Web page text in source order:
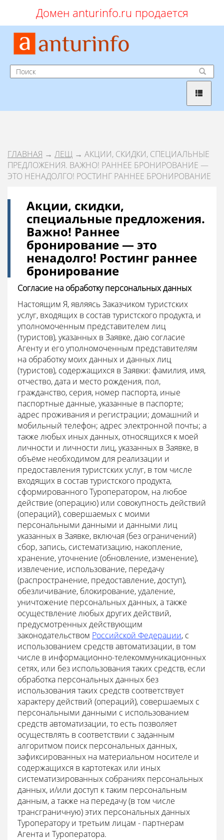
Домен anturinfo.ru продается
ГЛАВНАЯ → ЛЕЩ → АКЦИИ, СКИДКИ, СПЕЦИАЛЬНЫЕ
ПРЕДЛОЖЕНИЯ. ВАЖНО! РАННЕЕ БРОНИРОВАНИЕ —
ЭТО НЕНАДОЛГО! РОСТИНГ РАННЕЕ БРОНИРОВАНИЕ
Акции, скидки,
специальные предложения.
Важно! Раннее
бронирование — это
ненадолго! Ростинг раннее
бронирование
Согласие на обработку персональных данных
Настоящим Я, являясь Заказчиком туристских
услуг, входящих в состав туристского продукта, и
уполномоченным представителем лиц
(туристов), указанных в Заявке, даю согласие
Агенту и его уполномоченным представителям
на обработку моих данных и данных лиц
(туристов), содержащихся в Заявки: фамилия, имя,
отчество, дата и место рождения, пол,
гражданство, серия, номер паспорта, иные
паспортные данные, указанные в паспорте;
адрес проживания и регистрации; домашний и
мобильный телефон; адрес электронной почты; а
также любых иных данных, относящихся к моей
личности и личности лиц, указанных в Заявке, в
объёме необходимом для реализации и
предоставления туристских услуг, в том числе
входящих в состав туристского продукта,
сформированного Туроператором, на любое
действие (операцию) или совокупность действий
(операций), совершаемых с моими
персональными данными и данными лиц
указанных в Заявке, включая (без ограничений)
сбор, запись, систематизацию, накопление,
хранение, уточнение (обновление, изменение),
извлечение, использование, передачу
(распространение, предоставление, доступ),
обезличивание, блокирование, удаление,
уничтожение персональных данных, а также
осуществление любых других действий,
предусмотренных действующим
законодательством Российской Федерации, с
использованием средств автоматизации, в том
числе в информационно-телекоммуникационных
сетях, или без использования таких средств, если
обработка персональных данных без
использования таких средств соответствует
характеру действий (операций), совершаемых с
персональными данными с использованием
средств автоматизации, то есть позволяет
осуществлять в соответствии с заданным
алгоритмом поиск персональных данных,
зафиксированных на материальном носителе и
содержащихся в картотеках или иных
систематизированных собраниях персональных
данных, и/или доступ к таким персональным
данным, а также на передачу (в том числе
трансграничную) этих персональных данных
Туроператору и третьим лицам - партнерам
Агента и Туроператора.